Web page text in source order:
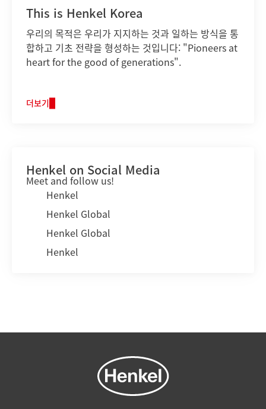
This is Henkel Korea
우리의 목적은 우리가 지지하는 것과 일하는 방식을 통
합하고 기초 전략을 형성하는 것입니다: "Pioneers at
heart for the good of generations".
더보기
Henkel on Social Media
Meet and follow us!
Henkel
Henkel Global
Henkel Global
Henkel